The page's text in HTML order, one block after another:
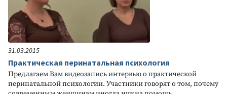
31.03.2015
Практическая перинатальная психология
Предлагаем Вам видеозапись интервью о практической
перинатальной психологии. Участники говорят о том, почему